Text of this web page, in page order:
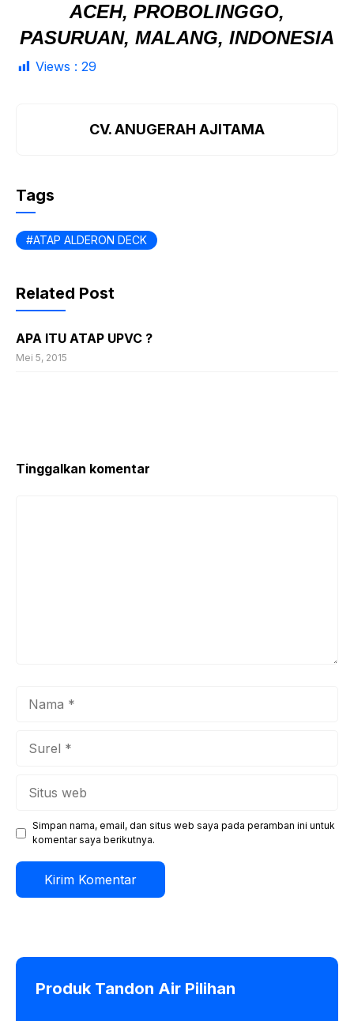
ACEH, PROBOLINGGO,
PASURUAN, MALANG, INDONESIA
Views : 29
CV. ANUGERAH AJITAMA
Tags
ATAP ALDERON DECK
Related Post
APA ITU ATAP UPVC ?
Mei 5, 2015
Tinggalkan komentar
Simpan nama, email, dan situs web saya pada peramban ini untuk
komentar saya berikutnya.
Produk Tandon Air Pilihan